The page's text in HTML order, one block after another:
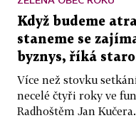
Když budeme
staneme se
byznys, říká
Více než stovku
necelé čtyři roky ve
Radhoštěm Jan